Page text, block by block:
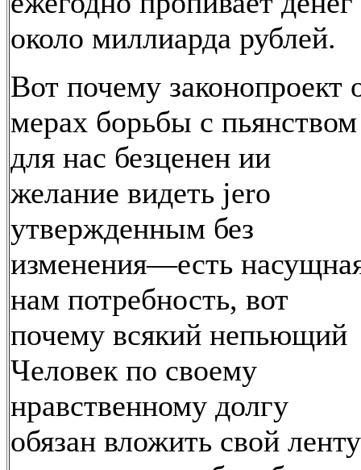
около миллиарда рублей.
Вот почему законопроект
мерах борьбы с пьянством
для нас безценен ии
желание видеть jero
утвержденным без
изменения—есть
нам потребность, вот
почему всякий непьющий
Человек по своему
нравственному долгу
обязан вложить свой ленту